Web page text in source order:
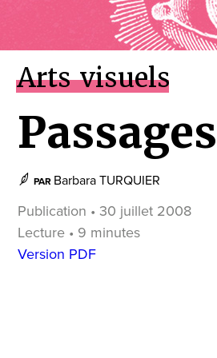
Arts visuels
PAR Barbara TURQUIER
Publication • 30 juillet 2008
Lecture • 9 minutes
Version PDF